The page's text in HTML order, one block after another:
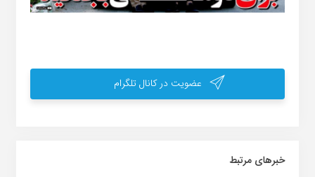
عضویت در کانال تلگرام
خبر‌های مرتبط